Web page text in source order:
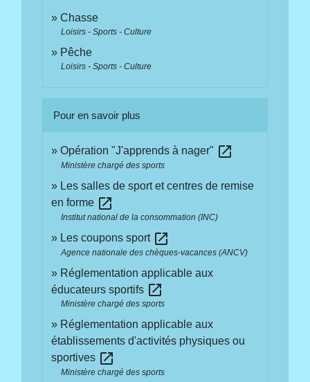
Chasse
Loisirs - Sports - Culture
Pêche
Loisirs - Sports - Culture
Pour en savoir plus
Opération "J'apprends à nager" open_in_new
Ministère chargé des sports
Les salles de sport et centres de remise
en forme open_in_new
Institut national de la consommation (INC)
Les coupons sport open_in_new
Agence nationale des chèques-vacances (ANCV)
Réglementation applicable aux
éducateurs sportifs open_in_new
Ministère chargé des sports
Réglementation applicable aux
établissements d'activités physiques ou
sportives open_in_new
Ministère chargé des sports